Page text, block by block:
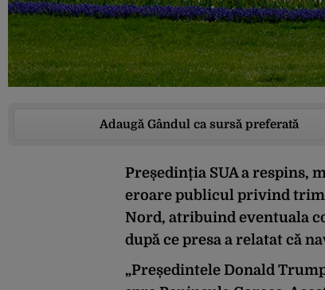
Adaugă Gândul ca sursă preferată
Președinția SUA a
eroare publicul privind
Nord, atribuind eventuala
după ce presa a relatat că
„Președintele Donald